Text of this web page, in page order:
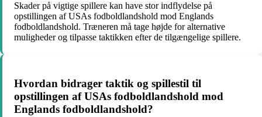
Skader på vigtige spillere kan have stor indflydelse på
opstillingen af USAs fodboldlandshold mod Englands
fodboldlandshold. Træneren må tage højde for alternative
muligheder og tilpasse taktikken efter de tilgængelige spillere.
Hvordan bidrager taktik og spillestil til
opstillingen af USAs fodboldlandshold mod
Englands fodboldlandshold?